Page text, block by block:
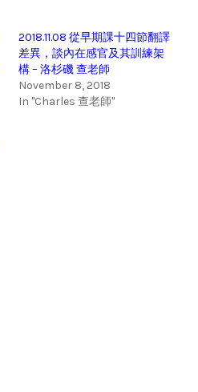
2018.11.08 從早期課十四節翻譯
差異，談內在感官及其訓練架
構 – 洛杉磯 查老師
November 8, 2018
In "Charles 查老師"